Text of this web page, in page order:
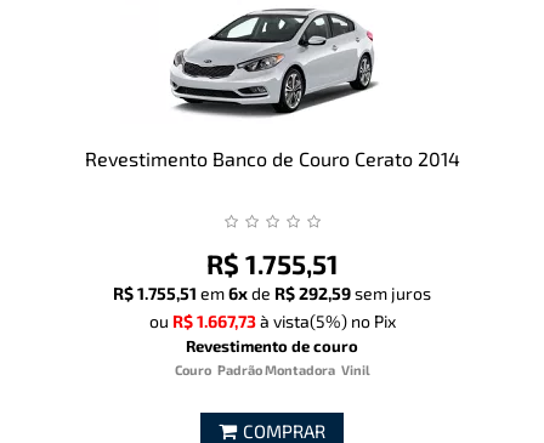
Revestimento Banco de Couro Cerato 2014
R$ 1.755,51
R$ 1.755,51 em6xde R$ 292,59sem juros
ou R$ 1.667,73à vista(5%)no Pix
Revestimento de couro
Couro Padrão Montadora Vinil
COMPRAR